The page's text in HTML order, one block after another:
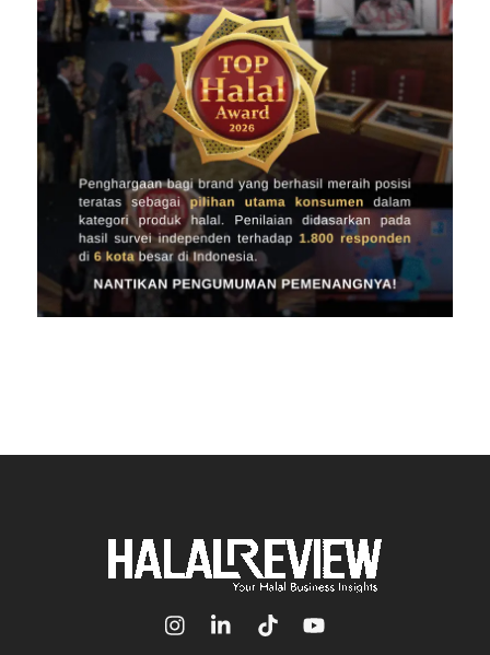
Icon
Icon
Icon
Icon